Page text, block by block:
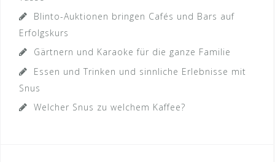
Blinto-Auktionen bringen Cafés und Bars auf
Erfolgskurs
Gärtnern und Karaoke für die ganze Familie
Essen und Trinken und sinnliche Erlebnisse mit
Snus
Welcher Snus zu welchem Kaffee?